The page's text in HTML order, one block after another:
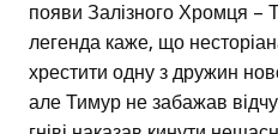
появи Залізного Хромця –
легенда каже, що
хрестити одну з дружин
але Тимур не забажав